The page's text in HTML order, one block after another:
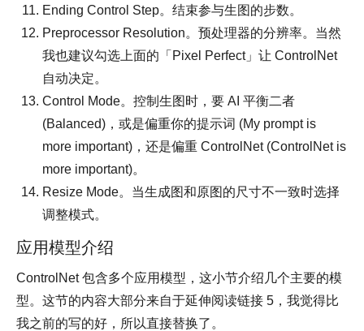
Ending Control Step。结束参与生图的步数。
Preprocessor Resolution。预处理器的分辨率。当然
我也建议勾选上面的「Pixel Perfect」让 ControlNet
自动决定。
Control Mode。控制生图时，要 AI 平衡二者
(Balanced)，或是偏重你的提示词 (My prompt is
more important)，还是偏重 ControlNet (ControlNet is
more important)。
Resize Mode。当生成图和原图的尺寸不一致时选择
调整模式。
应用模型介绍
ControlNet 包含多个应用模型，这小节介绍几个主要的模
型。这节的内容大部分来自于延伸阅读链接 5，我觉得比
我之前的写的好，所以直接替换了。